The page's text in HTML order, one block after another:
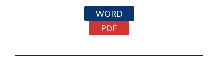
WORD
PDF